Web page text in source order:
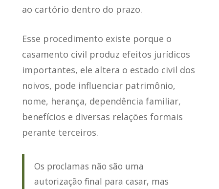
ao cartório dentro do prazo.
Esse procedimento existe porque o
casamento civil produz efeitos jurídicos
importantes, ele altera o estado civil dos
noivos, pode influenciar patrimônio,
nome, herança, dependência familiar,
benefícios e diversas relações formais
perante terceiros.
Os proclamas não são uma
autorização final para casar, mas